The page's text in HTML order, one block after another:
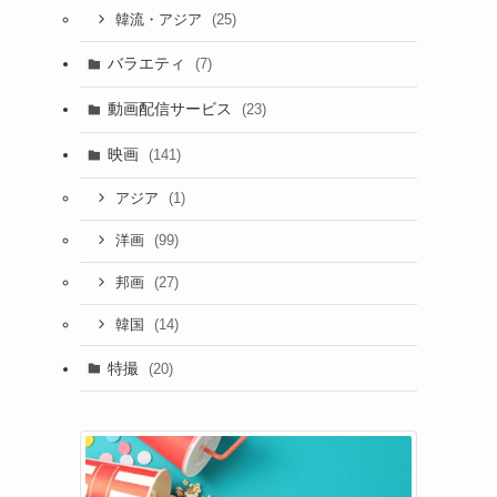
韓流・アジア (25)
バラエティ (7)
動画配信サービス (23)
映画 (141)
アジア (1)
洋画 (99)
邦画 (27)
韓国 (14)
特撮 (20)